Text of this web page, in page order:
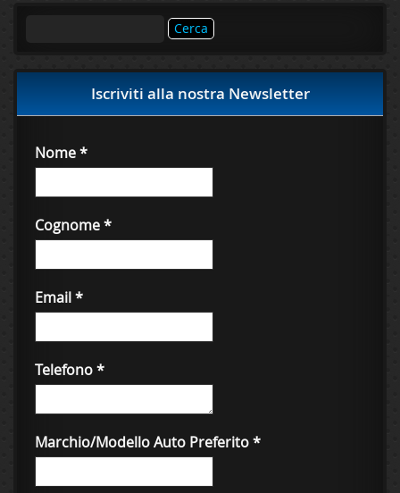
Iscriviti alla nostra Newsletter
Nome*
Cognome*
Email*
Telefono*
Marchio/Modello Auto Preferito*